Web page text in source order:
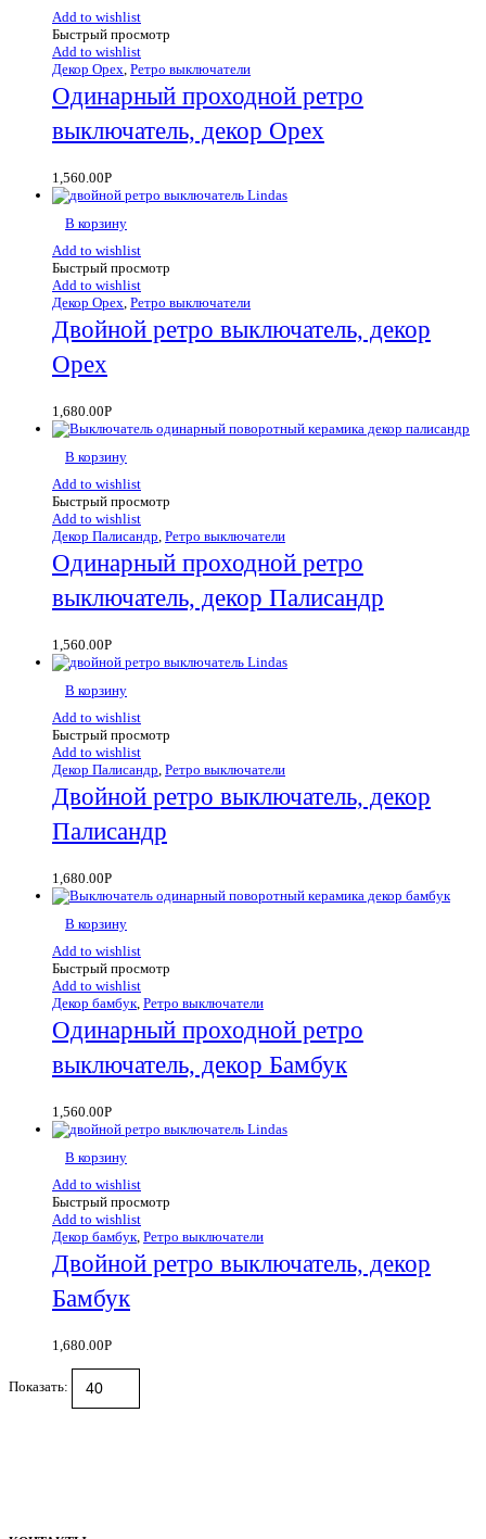
Add to wishlist
Быстрый просмотр
Add to wishlist
Декор Орех, Ретро выключатели
Одинарный проходной ретро
выключатель, декор Орех
1,560.00Р
В корзину
Add to wishlist
Быстрый просмотр
Add to wishlist
Декор Орех, Ретро выключатели
Двойной ретро выключатель, декор
Орех
1,680.00Р
В корзину
Add to wishlist
Быстрый просмотр
Add to wishlist
Декор Палисандр, Ретро выключатели
Одинарный проходной ретро
выключатель, декор Палисандр
1,560.00Р
В корзину
Add to wishlist
Быстрый просмотр
Add to wishlist
Декор Палисандр, Ретро выключатели
Двойной ретро выключатель, декор
Палисандр
1,680.00Р
В корзину
Add to wishlist
Быстрый просмотр
Add to wishlist
Декор бамбук, Ретро выключатели
Одинарный проходной ретро
выключатель, декор Бамбук
1,560.00Р
В корзину
Add to wishlist
Быстрый просмотр
Add to wishlist
Декор бамбук, Ретро выключатели
Двойной ретро выключатель, декор
Бамбук
1,680.00Р
Показать: